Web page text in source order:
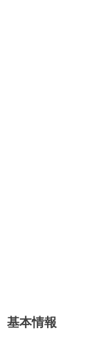
基本情報